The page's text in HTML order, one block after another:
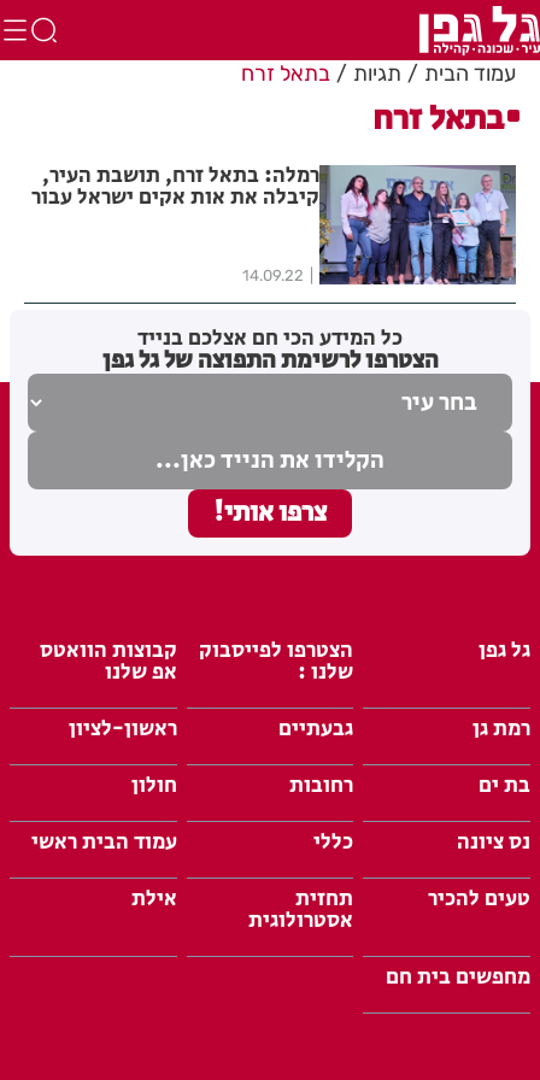
עמוד הבית תגיות בתאל זרח
בתאל זרח
רמלה: בתאל זרח, תושבת העיר,
קיבלה את אות אקים ישראל עבור
14.09.22
כל המידע הכי חם אצלכם בנייד
הצטרפו לרשימת התפוצה של גל גפן
גל גפן הצטרפו לפייסבוק
שלנו :
קבוצות הוואטס
אפ שלנו
רמת גן
גבעתיים
ראשון-לציון
בת ים
רחובות
חולון
נס ציונה
כללי
עמוד הבית ראשי
טעים להכיר
תחזית
אסטרולוגית
אילת
מחפשים בית חם